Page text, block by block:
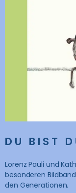
DU BIST
Lorenz Pauli und
besonderen
den Generationen.